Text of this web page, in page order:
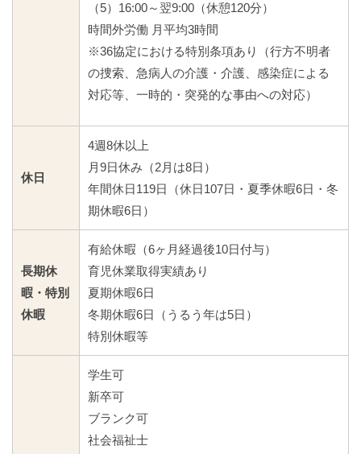
（5）16:00～翌9:00（休憩120分）
時間外労働 月平均3時間
※36協定における特別条項あり（行方不明者
の捜索、急病人の介護・介護、感染症による
対応等、一時的・突発的な事由への対応）
休日
4週8休以上
月9日休み（2月は8日）
年間休日119日（休日107日・夏季休暇6日・冬
期休暇6日）
長期休
暇・特別
休暇
有給休暇（6ヶ月経過後10日付与）
育児休業取得実績あり
夏期休暇6日
冬期休暇6日（うるう年は5日）
特別休暇等
学生可
新卒可
ブランク可
社会福祉士